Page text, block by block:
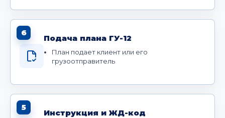
6
Подача плана ГУ-12
План подает клиент или его
грузоотправитель
5
Инструкция и ЖД-код